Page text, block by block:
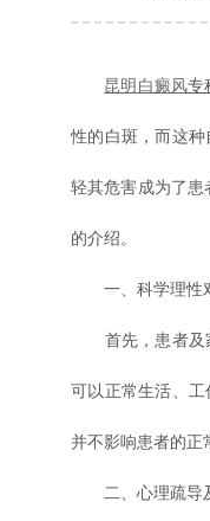
昆明 白癜风专
性的白斑，而这
轻其危害成为了患
的介绍。
一、科学理性
首先，患者及家
可以正常生活、
并不影响患者的正
二、心理疏导